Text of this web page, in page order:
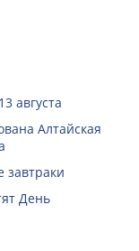
августа
Алтайская
завтраки
День